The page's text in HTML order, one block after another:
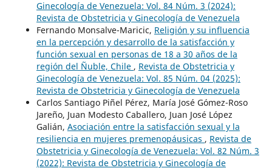
Ginecología de Venezuela: Vol. 84 Núm. 3 (2024):
Revista de Obstetricia y Ginecología de Venezuela
Fernando Monsalve-Maricic, Religión y su influencia
en la percepción y desarrollo de la satisfacción y
función sexual en personas de 18 a 30 años de la
región del Ñuble, Chile , Revista de Obstetricia y
Ginecología de Venezuela: Vol. 85 Núm. 04 (2025):
Revista de Obstetricia y Ginecología de Venezuela
Carlos Santiago Piñel Pérez, María José Gómez-Roso
Jareño, Juan Modesto Caballero, Juan José López
Galián, Asociación entre la satisfacción sexual y la
resiliencia en mujeres premenopáusicas , Revista de
Obstetricia y Ginecología de Venezuela: Vol. 82 Núm. 3
(2022): Revista de Obstetricia y Ginecología de